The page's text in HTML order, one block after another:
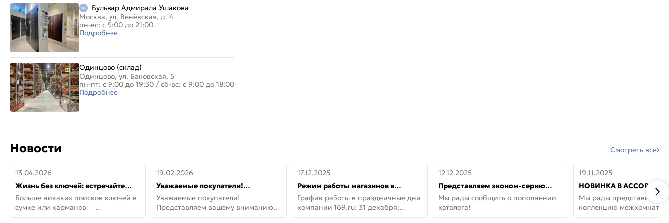
Бульвар Адмирала Ушакова
Москва, ул. Венёвская, д. 4
пн-вс: с 9:00 до 21:00
Подробнее
Одинцово (склад)
Одинцово, ул. Баковская, 5
пн-пт: с 9:00 до 19:30 / сб-вс: с 9:00 до 18:00
Подробнее
Новости Смотреть все
13.04.2026
Жизнь без ключей: встречайте
новую дверь СИТИ ИНТЕГРА
АйКью!
Больше никаких поисков ключей в
сумке или карманов —
представляем СИТИ ИНТЕГРА
19.02.2026
Уважаемые покупатели!
Представляем вашему вниманию
новинки от Armadillo!
Уважаемые покупатели!
Представляем вашему вниманию
новинки от Armadillo! Новая
17.12.2025
Режим работы магазинов в
праздничные дни с 31 декабря по
11 января
График работы в праздничные дни
компании 169.ru: 31 декабря:
Заказы, самовывоз и доставки —
12.12.2025
Представляем эконом-серию
дверей от бренда Portika, где цена
не значит «просто»
Мы рады сообщить о пополнении
каталога!
19.11.2025
НОВИНКА В
ДВЕРИ GLOSSMAT —
НЕОКЛАССИКА И УЮТ
Мы рады представить
коллекцию
GlossMat